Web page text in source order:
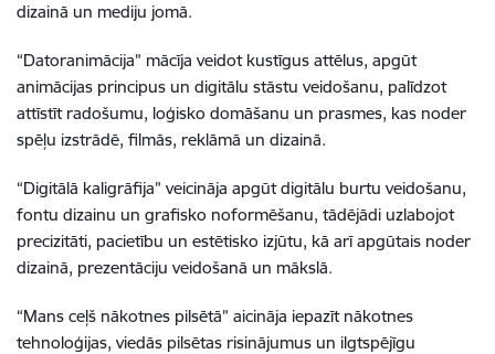
dizainā un mediju jomā.
“Datoranimācija” mācīja veidot kustīgus attēlus, apgūt
animācijas principus un digitālu stāstu veidošanu, palīdzot
attīstīt radošumu, loģisko domāšanu un prasmes, kas noder
spēļu izstrādē, filmās, reklāmā un dizainā.
“Digitālā kaligrāfija” veicināja apgūt digitālu burtu veidošanu,
fontu dizainu un grafisko noformēšanu, tādējādi uzlabojot
precizitāti, pacietību un estētisko izjūtu, kā arī apgūtais noder
dizainā, prezentāciju veidošanā un mākslā.
“Mans ceļš nākotnes pilsētā” aicināja iepazīt nākotnes
tehnoloģijas, viedās pilsētas risinājumus un ilgtspējīgu